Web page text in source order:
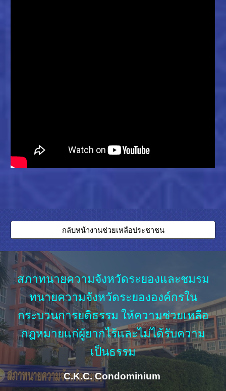
กลับหน้างานช่วยเหลือประชาชน
สภาทนายความจังหวัดระยองและชมรม
ทนายความจังหวัดระยององค์กรใน
กระบวนการยุติธรรม ให้ความช่วยเหลือ
กฎหมายแก่ผู้ยากไร้และไม่ได้รับความ
เป็นธรรม
C.K.C. Condominium